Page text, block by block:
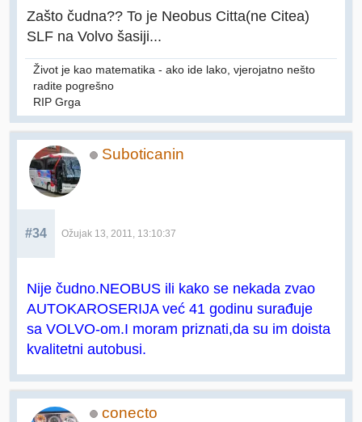
Zašto čudna?? To je Neobus Citta(ne Citea)
SLF na Volvo šasiji...
Život je kao matematika - ako ide lako, vjerojatno nešto
radite pogrešno
RIP Grga
Suboticanin
#34 Ožujak 13, 2011, 13:10:37
Nije čudno.NEOBUS ili kako se nekada zvao
AUTOKAROSERIJA već 41 godinu surađuje
sa VOLVO-om.I moram priznati,da su im doista
kvalitetni autobusi.
conecto